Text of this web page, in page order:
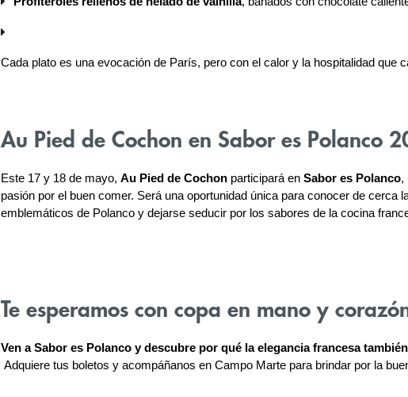
Cada plato es una evocación de París, pero con el calor y la hospitalidad que
Au Pied de Cochon en Sabor es Polanco
Este 17 y 18 de mayo, Au Pied de Cochon participará en Sabor es Polanco,
pasión por el buen comer. Será una oportunidad única para conocer de cerca
emblemáticos de Polanco y dejarse seducir por los sabores de la cocina
Te esperamos con copa en mano y
Ven a Sabor es Polanco y descubre por qué la elegancia francesa
Adquiere tus boletos y acompáñanos en Campo Marte para brindar por la